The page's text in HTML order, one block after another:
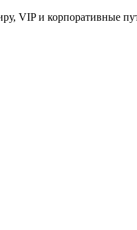
VIP и корпоративные